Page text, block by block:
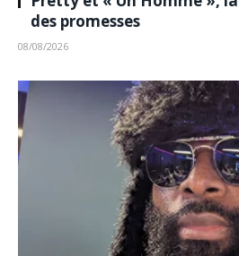
des promesses
08/08/2026